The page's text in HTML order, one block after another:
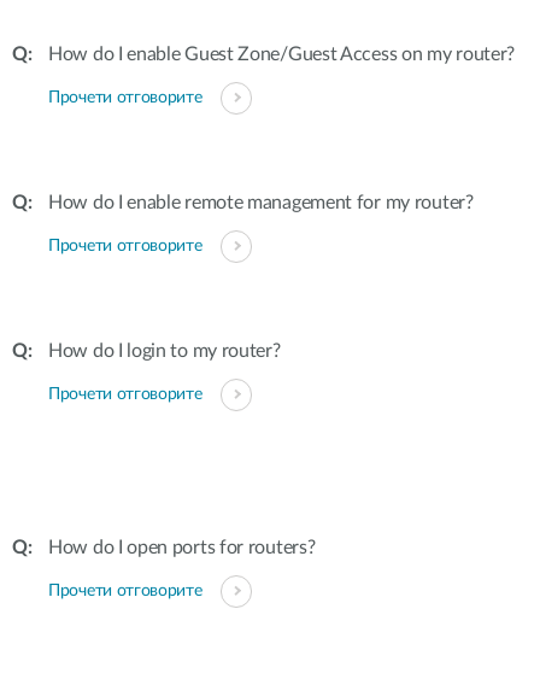
How do I enable Guest Zone/Guest Access on my router?
Прочети отговорите
How do I enable remote management for my router?
Прочети отговорите
How do I login to my router?
Прочети отговорите
How do I open ports for routers?
Прочети отговорите